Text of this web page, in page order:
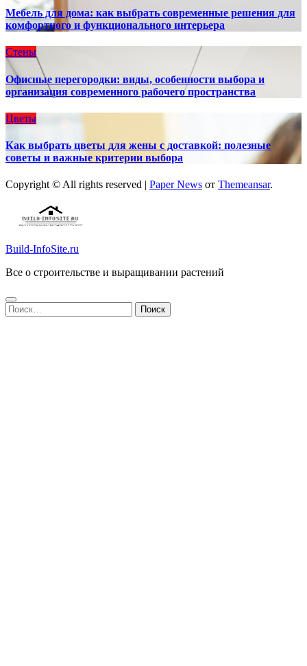
Мебель для дома: как выбрать современные решения для
комфортного и функционального интерьера
Стены
Офисные перегородки: виды, особенности выбора и
организация современного рабочего пространства
Цветы
Как выбрать цветы для жены с доставкой: полезные
советы и важные критерии выбора
Copyright © All rights reserved Paper News от Themeansar.
Build-InfoSite.ru
Все о строительстве и выращивании растений
Найти: